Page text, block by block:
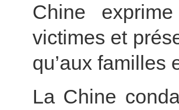
Chine
victimes et
qu’aux familles
La Chine